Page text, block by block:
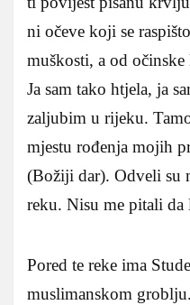
ni očeve koji se
muškosti, a od
Ja sam tako htjela, ja
zaljubim u rijeku.
mjestu rođenja mojih
(Božiji dar). Odveli su
reku. Nisu me pitali da
Pored te reke ima
muslimanskom